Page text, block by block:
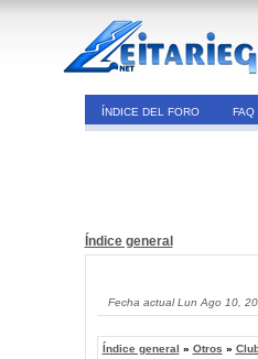
ÍNDICE DEL FORO FAQ
Índice general
Fecha actual Lun Ago 10,
Índice general » Otros »